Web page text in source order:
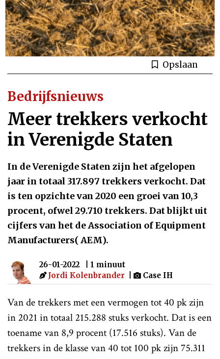
Opslaan
Bedrijfsnieuws
Meer trekkers verkocht
in Verenigde Staten
In de Verenigde Staten zijn het afgelopen
jaar in totaal 317.897 trekkers verkocht. Dat
is ten opzichte van 2020 een groei van 10,3
procent, ofwel 29.710 trekkers. Dat blijkt uit
cijfers van het de Association of Equipment
Manufacturers( AEM).
26-01-2022
| 1 minuut
Jordi Kolenbrander
Case IH
Van de trekkers met een vermogen tot 40 pk zijn
in 2021 in totaal 215.288 stuks verkocht. Dat is een
toename van 8,9 procent (17.516 stuks). Van de
trekkers in de klasse van 40 tot 100 pk zijn 75.311